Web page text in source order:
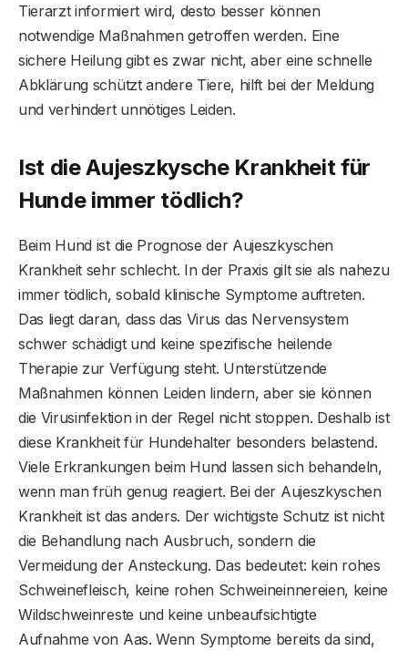
Tierarzt informiert wird, desto besser können
notwendige Maßnahmen getroffen werden. Eine
sichere Heilung gibt es zwar nicht, aber eine schnelle
Abklärung schützt andere Tiere, hilft bei der Meldung
und verhindert unnötiges Leiden.
Ist die Aujeszkysche Krankheit für
Hunde immer tödlich?
Beim Hund ist die Prognose der Aujeszkyschen
Krankheit sehr schlecht. In der Praxis gilt sie als nahezu
immer tödlich, sobald klinische Symptome auftreten.
Das liegt daran, dass das Virus das Nervensystem
schwer schädigt und keine spezifische heilende
Therapie zur Verfügung steht. Unterstützende
Maßnahmen können Leiden lindern, aber sie können
die Virusinfektion in der Regel nicht stoppen. Deshalb ist
diese Krankheit für Hundehalter besonders belastend.
Viele Erkrankungen beim Hund lassen sich behandeln,
wenn man früh genug reagiert. Bei der Aujeszkyschen
Krankheit ist das anders. Der wichtigste Schutz ist nicht
die Behandlung nach Ausbruch, sondern die
Vermeidung der Ansteckung. Das bedeutet: kein rohes
Schweinefleisch, keine rohen Schweineinnereien, keine
Wildschweinreste und keine unbeaufsichtigte
Aufnahme von Aas. Wenn Symptome bereits da sind,